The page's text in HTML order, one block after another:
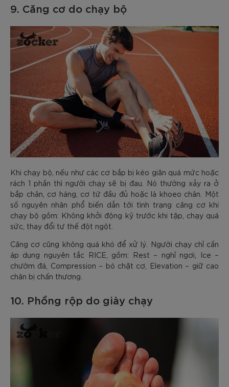
9. Căng cơ do chạy bộ
Khi chạy bộ, nếu như các cơ bắp bị kéo giãn quá mức hoặc
rách 1 phần thì người chạy sẽ bị đau. Nó thường xảy ra ở
bắp chân, cơ háng, cơ tứ đầu đủ hoặc là khoeo chân. Một
số nguyên nhân phổ biến dẫn tới tình trạng căng cơ khi
chạy bộ gồm: Không khởi động kỹ trước khi tập, chạy quá
sức, thay đổi tư thế đột ngột.
Căng cơ cũng không quá khó để xử lý. Người chạy chỉ cần
áp dụng nguyên tắc RICE, gồm: Rest – nghỉ ngơi, Ice –
chườm đá, Compression – bó chặt cơ, Elevation – giữ cao
chân bị chấn thương.
10. Phồng rộp do giày chạy